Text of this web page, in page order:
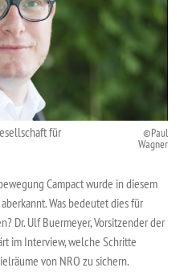
für
Paul
Wagner
Campact wurde in diesem
Was bedeutet dies für
Dr. Ulf Buermeyer, Vorsitzender der
im Interview, welche Schritte
von NRO zu sichern.